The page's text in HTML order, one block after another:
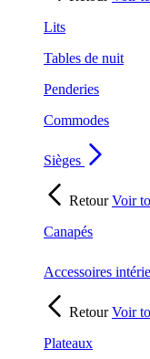
Lits
Tables de nuit
Penderies
Commodes
Sièges
RetourVoir
Canapés
Accessoires
RetourVoir
Plateaux